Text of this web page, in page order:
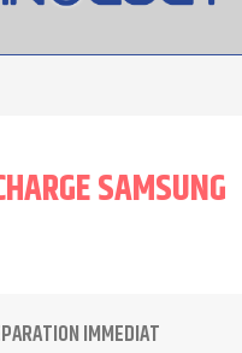
SAMSUNG
IMMEDIAT